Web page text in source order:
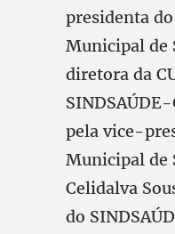
presidenta
Municipal de
diretora da
pela vice-
Municipal de
Celidalva
do